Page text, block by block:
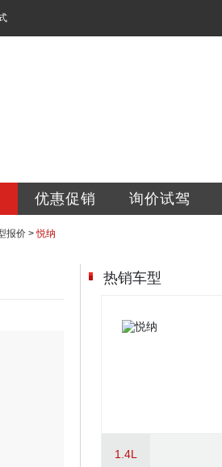
优惠促销 询价试驾
报价 >悦纳
热销车型
1.4L